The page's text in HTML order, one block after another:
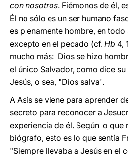
con nosotros. Fiémonos de él,
Él no sólo es un ser humano
es plenamente hombre, en todo
excepto en el pecado (cf. Hb 4,
mucho más: Dios se hizo
el único Salvador, como dice
Jesús, o sea, "Dios salva".
A Asís se viene para aprender
secreto para reconocer a
experiencia de él. Según lo que
biógrafo, esto es lo que sentía
"Siempre llevaba a Jesús en el